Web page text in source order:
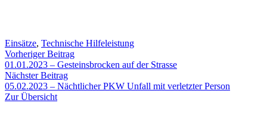
Einsätze, Technische Hilfeleistung
Beitragsnavigation
Vorheriger BeitragVorheriger
Beitrag:
01.01.2023 – Gesteinsbrocken auf der Strasse
Nächster BeitragNächster
Beitrag:
05.02.2023 – Nächtlicher PKW Unfall mit verletzter Person
Zur Übersicht